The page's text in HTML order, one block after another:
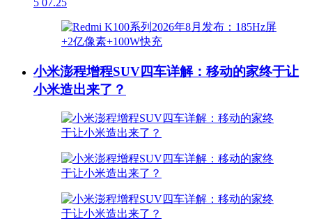
5 07.25
小米澎程增程SUV四车详解：移动的家终于让
小米造出来了？